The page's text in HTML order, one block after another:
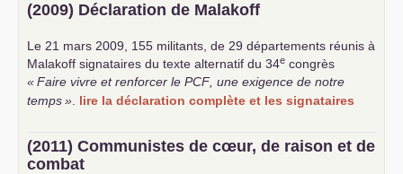
(2009) Déclaration de Malakoff
Le 21 mars 2009, 155 militants, de 29 départements réunis à
Malakoff signataires du texte alternatif du 34e congrès
«Faire vivre et renforcer le PCF , une exigence de notre
temps» lire la déclaration complète et les signataires
(2011) Communistes de cœur, de raison et de
combat